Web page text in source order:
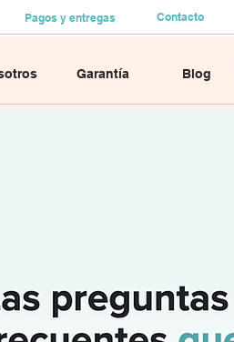
Pagos y entregas Contacto
Garantía Blog